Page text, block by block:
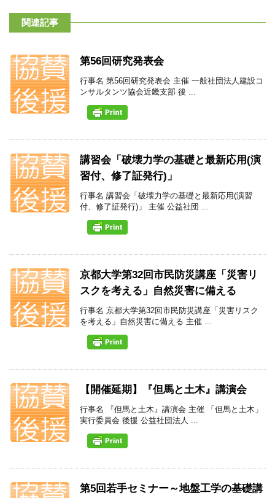
関連記事
第56回研究発表会
行事名 第56回研究発表会 主催 一般社団法人建設コ
ンサルタンツ協会近畿支部 後 ...
講習会「破壊力学の基礎と最新応用(演
習付、修了証発行)」
行事名 講習会「破壊力学の基礎と最新応用(演習
付、修了証発行)」 主催 公益社団 ...
京都大学第32回市民防災講座「災害リ
スクを考える」自然災害に備える
行事名 京都大学第32回市民防災講座「災害リスク
を考える」自然災害に備える 主催 ...
【開催延期】『但馬と土木』講演会
行事名 『但馬と土木』講演会 主催 「但馬と土木」
実行委員会 後援 公益社団法人 ...
第5回若手セミナー～地盤工学の基礎講